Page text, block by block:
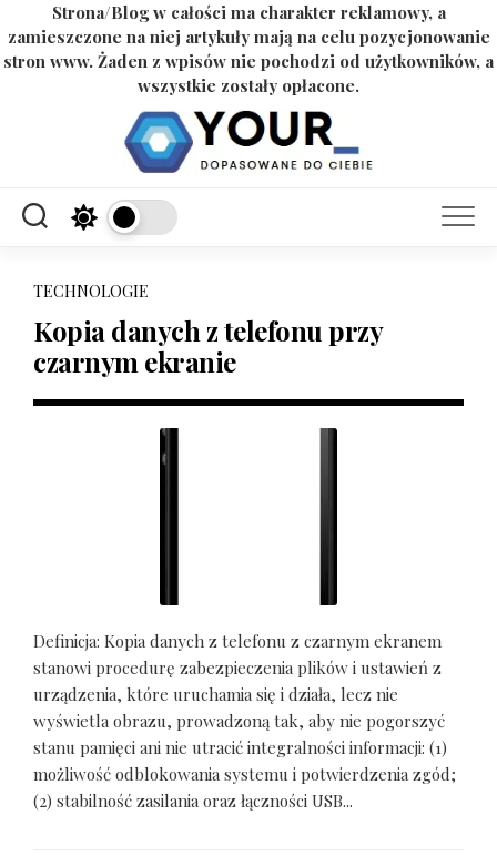
Strona/Blog w całości ma charakter reklamowy, a
zamieszczone na niej artykuły mają na celu pozycjonowanie
stron www. Żaden z wpisów nie pochodzi od użytkowników, a
wszystkie zostały opłacone.
TECHNOLOGIE
Kopia danych z telefonu przy
czarnym ekranie
Definicja: Kopia danych z telefonu z czarnym ekranem
stanowi procedurę zabezpieczenia plików i ustawień z
urządzenia, które uruchamia się i działa, lecz nie
wyświetla obrazu, prowadzoną tak, aby nie pogorszyć
stanu pamięci ani nie utracić integralności informacji: (1)
możliwość odblokowania systemu i potwierdzenia zgód;
(2) stabilność zasilania oraz łączności USB...